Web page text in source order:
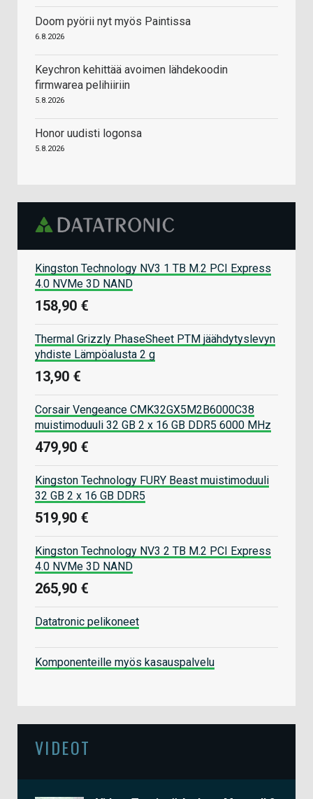
Doom pyörii nyt myös Paintissa
6.8.2026
Keychron kehittää avoimen lähdekoodin
firmwarea pelihiiriin
5.8.2026
Honor uudisti logonsa
5.8.2026
Kingston Technology NV3 1 TB M.2 PCI Express
4.0 NVMe 3D NAND
158,90 €
Thermal Grizzly PhaseSheet PTM jäähdytyslevyn
yhdiste Lämpöalusta 2 g
13,90 €
Corsair Vengeance CMK32GX5M2B6000C38
muistimoduuli 32 GB 2 x 16 GB DDR5 6000 MHz
479,90 €
Kingston Technology FURY Beast muistimoduuli
32 GB 2 x 16 GB DDR5
519,90 €
Kingston Technology NV3 2 TB M.2 PCI Express
4.0 NVMe 3D NAND
265,90 €
Datatronic pelikoneet
Komponenteille myös kasauspalvelu
VIDEOT